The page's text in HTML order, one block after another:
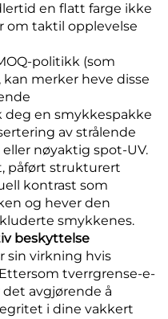
en flatt farge ikke
om taktil opplevelse
politikk (som
merker heve disse
deg en smykkespakke
av strålende
nøyaktig spot-UV.
påført strukturert
kontrast som
og hever den
smykkenes.
beskyttelse
sin virkning hvis
tverrgrense-e-
avgjørende å
i dine vakkert